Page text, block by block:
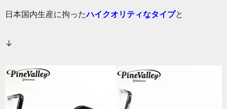
日本国内生産に拘ったハイクオリティなタイプと
↓